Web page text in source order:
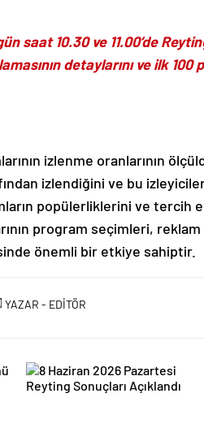
saat 10.30 ve 11.00’de
detaylarını ve ilk 100
izlenme oranlarının
izlendiğini ve bu
popülerliklerini ve tercih
program seçimleri,
önemli bir etkiye sahiptir.
YAZAR - EDİTÖR